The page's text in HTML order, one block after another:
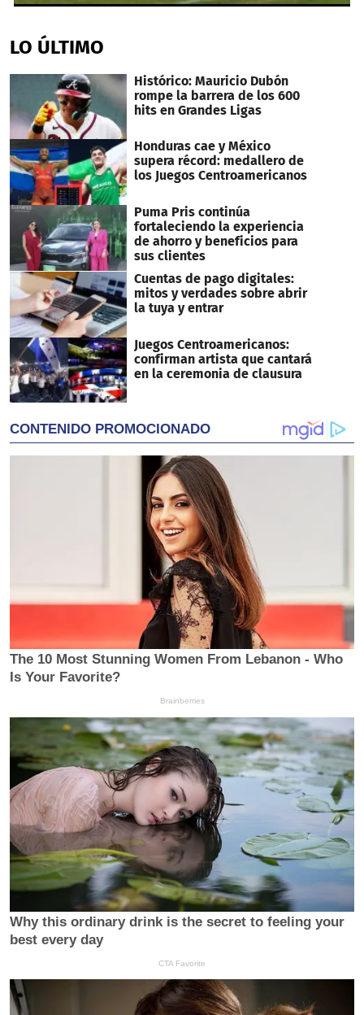
of
50
LO ÚLTIMO
Histórico: Mauricio Dubón
rompe la barrera de los 600
hits en Grandes Ligas
Honduras cae y México
supera récord: medallero de
los Juegos Centroamericanos
Puma Pris continúa
fortaleciendo la experiencia
de ahorro y beneficios para
sus clientes
Cuentas de pago digitales:
mitos y verdades sobre abrir
la tuya y entrar
Juegos Centroamericanos:
confirman artista que cantará
en la ceremonia de clausura